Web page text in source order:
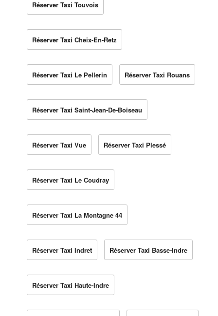
Réserver Taxi Touvois
Réserver Taxi Cheix-En-Retz
Réserver Taxi Le Pellerin Réserver Taxi Rouans
Réserver Taxi Saint-Jean-De-Boiseau
Réserver Taxi Vue Réserver Taxi Plessé
Réserver Taxi Le Coudray
Réserver Taxi La Montagne 44
Réserver Taxi Indret Réserver Taxi Basse-Indre
Réserver Taxi Haute-Indre